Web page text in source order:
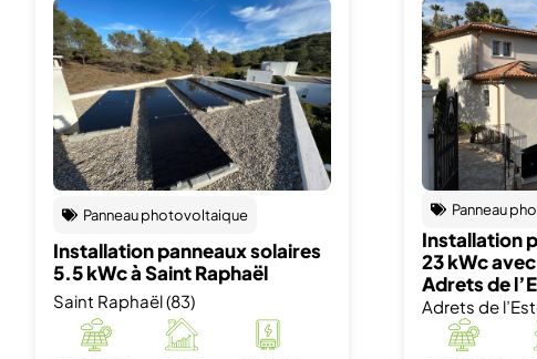
Panneau photovoltaique
Installation panneaux solaires
5.5 kWc à Saint Raphaël
Saint Raphaël (83)
Panneau
Installation
23 kWc
Adrets de
Adrets de